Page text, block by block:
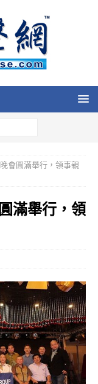
會圓滿舉行，領事親
滿舉行，領